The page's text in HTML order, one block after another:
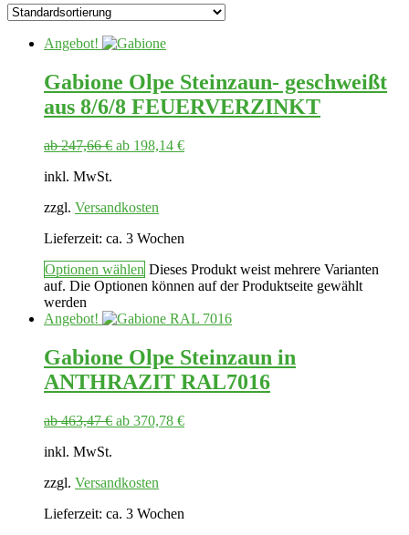
Angebot!
Gabione Olpe Steinzaun- geschweißt
aus 8/6/8 FEUERVERZINKT
ab247,66€ ab 198,14 €
inkl. MwSt.
zzgl. Versandkosten
Lieferzeit: ca. 3 Wochen
Optionen wählen Dieses Produkt weist mehrere Varianten
auf. Die Optionen können auf der Produktseite gewählt
werden
Angebot!
Gabione Olpe Steinzaun in
ANTHRAZIT RAL7016
ab463,47€ ab 370,78 €
inkl. MwSt.
zzgl. Versandkosten
Lieferzeit: ca. 3 Wochen